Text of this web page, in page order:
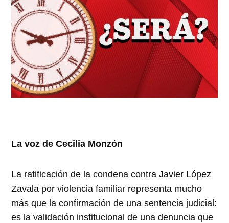
La voz de Cecilia Monzón
La ratificación de la condena contra Javier López
Zavala por violencia familiar representa mucho
más que la confirmación de una sentencia judicial:
es la validación institucional de una denuncia que